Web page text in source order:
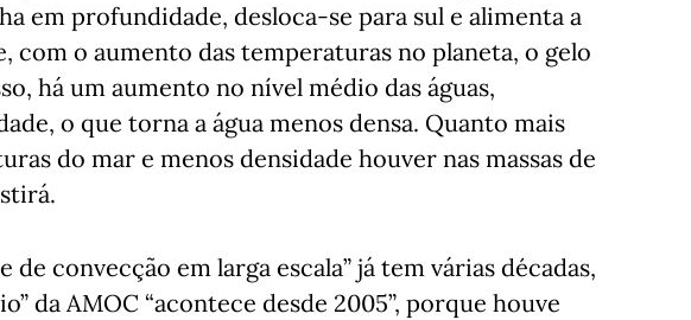
em profundidade, desloca-se para sul e alimenta a
com o aumento das temperaturas no planeta, o gelo
há um aumento no nível médio das águas,
o que torna a água menos densa. Quanto mais
do mar e menos densidade houver nas massas de
de convecção em larga escala” já tem várias décadas,
da AMOC “acontece desde 2005”, porque houve